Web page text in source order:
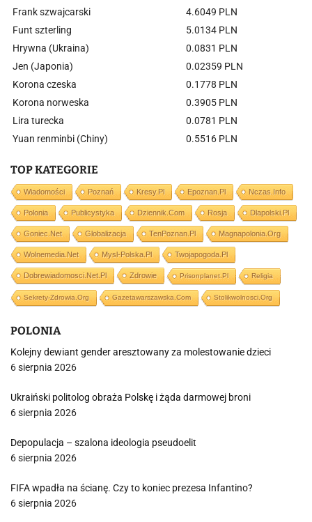
Frank szwajcarski
4.6049 PLN
Funt szterling
5.0134 PLN
Hrywna (Ukraina)
0.0831 PLN
Jen (Japonia)
0.02359 PLN
Korona czeska
0.1778 PLN
Korona norweska
0.3905 PLN
Lira turecka
0.0781 PLN
Yuan renminbi (Chiny)
0.5516 PLN
TOP KATEGORIE
Wiadomości Poznań Kresy.pl Epoznan.pl Nczas.info
Polonia Publicystyka Dziennik.com Rosja Dlapolski.pl
Goniec.net Globalizacja TenPoznan.pl Magnapolonia.org
Wolnemedia.net Mysl-Polska.pl Twojapogoda.pl
Dobrewiadomosci.net.pl Zdrowie Prisonplanet.pl Religia
Sekrety-Zdrowia.org Gazetawarszawska.com Stolikwolnosci.org
POLONIA
Kolejny dewiant gender aresztowany za molestowanie dzieci
6 sierpnia 2026
Ukraiński politolog obraża Polskę i żąda darmowej broni
6 sierpnia 2026
Depopulacja – szalona ideologia pseudoelit
6 sierpnia 2026
FIFA wpadła na ścianę. Czy to koniec prezesa Infantino?
6 sierpnia 2026